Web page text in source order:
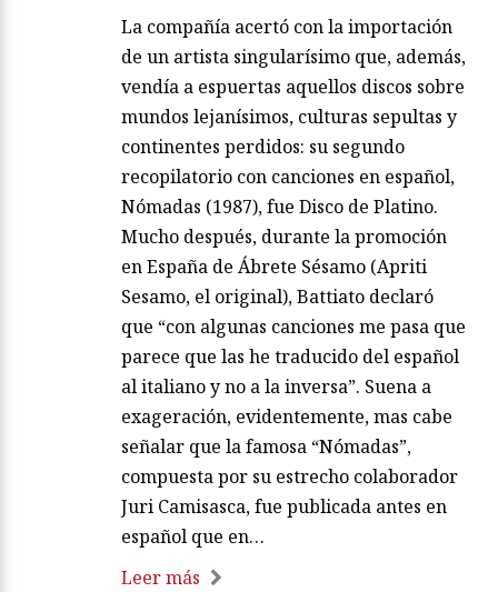
La compañía acertó con la importación
de un artista singularísimo que, además,
vendía a espuertas aquellos discos sobre
mundos lejanísimos, culturas sepultas y
continentes perdidos: su segundo
recopilatorio con canciones en español,
Nómadas (1987), fue Disco de Platino.
Mucho después, durante la promoción
en España de Ábrete Sésamo (Apriti
Sesamo, el original), Battiato declaró
que “con algunas canciones me pasa que
parece que las he traducido del español
al italiano y no a la inversa”. Suena a
exageración, evidentemente, mas cabe
señalar que la famosa “Nómadas”,
compuesta por su estrecho colaborador
Juri Camisasca, fue publicada antes en
español que en…
Leer más